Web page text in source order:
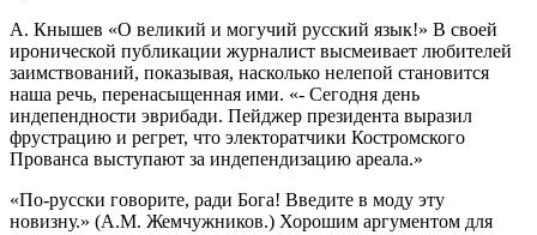
А. Кнышев «О великий и могучий русский язык!» В своей
иронической публикации журналист высмеивает любителей
заимствований, показывая, насколько нелепой становится
наша речь, перенасыщенная ими. «- Сегодня день
индепендности эврибади. Пейджер президента выразил
фрустрацию и регрет, что электоратчики Костромского
Прованса выступают за индепендизацию ареала.»
«По-русски говорите, ради Бога! Введите в моду эту
новизну.» (А.М. Жемчужников.) Хорошим аргументом для